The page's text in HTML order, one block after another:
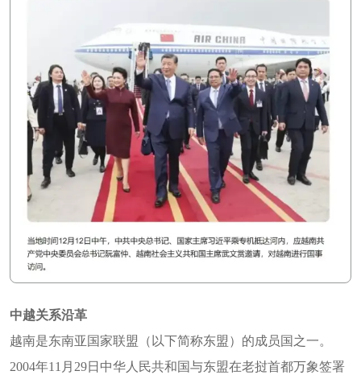
中越关系沿革
越南是东南亚国家联盟（以下简称东盟）的成员国之一。
2004年11月29日中华人民共和国与东盟在老挝首都万象签署